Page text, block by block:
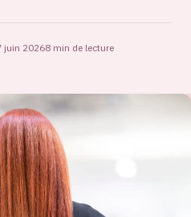
juin 20268 min de lecture